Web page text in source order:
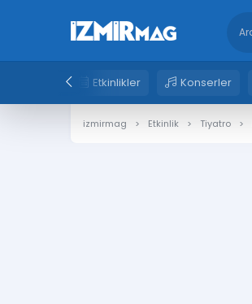
Etkinlikler Konserler
izmirmag Etkinlik Tiyatro